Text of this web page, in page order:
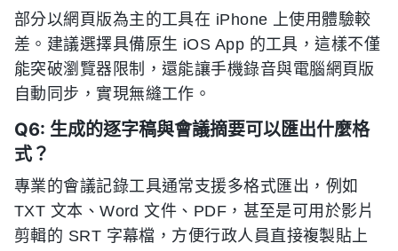
部分以網頁版為主的工具在 iPhone 上使用體驗較
差。建議選擇具備原生 iOS App 的工具，這樣不僅
能突破瀏覽器限制，還能讓手機錄音與電腦網頁版
自動同步，實現無縫工作。
Q6: 生成的逐字稿與會議摘要可以匯出什麼格
式？
專業的會議記錄工具通常支援多格式匯出，例如
TXT 文本、Word 文件、PDF，甚至是可用於影片
剪輯的 SRT 字幕檔，方便行政人員直接複製貼上